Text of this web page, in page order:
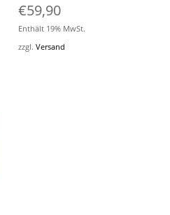
€59,90
Enthält 19% MwSt.
zzgl.Versand